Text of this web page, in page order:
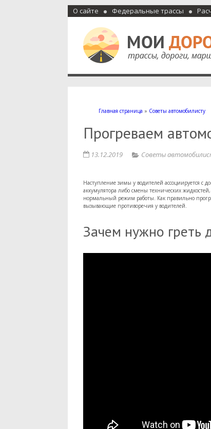
О сайте Федеральные трассы
Мои дороги
Как доехать, автомобильные дороги и трассы
Главная страница » Советы автомобилисту
Прогреваем
13.12.2019 Советы
Наступление зимы у водителей ассоциируется
аккумулятора либо смены технических
нормальный режим работы. Как правильно
вызывающие противоречия у водителей.
Зачем нужно греть